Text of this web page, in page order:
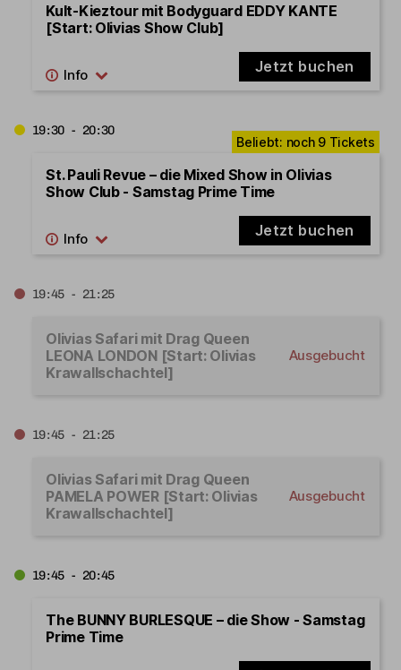
Kult-Kieztour mit Bodyguard EDDY KANTE
[Start: Olivias Show Club]
Jetzt buchen
19:30 - 20:30
St. Pauli Revue – die Mixed Show in Olivias
Show Club - Samstag Prime Time
Jetzt buchen
19:45 - 21:25
Olivias Safari mit Drag Queen
LEONA LONDON [Start: Olivias
Krawallschachtel]
Ausgebucht
19:45 - 21:25
Olivias Safari mit Drag Queen
PAMELA POWER [Start: Olivias
Krawallschachtel]
Ausgebucht
19:45 - 20:45
The BUNNY BURLESQUE – die Show - Samstag
Prime Time